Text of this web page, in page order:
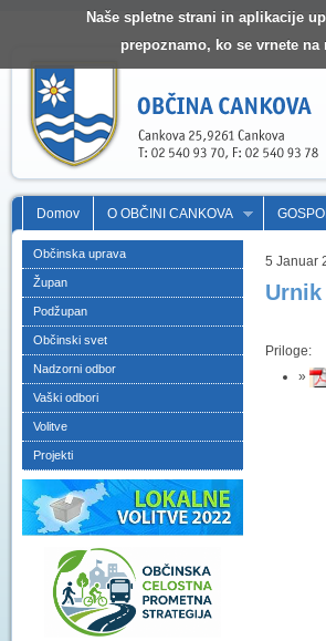
Naše spletne strani in aplikacije
prepoznamo, ko se vrnete na
Domov O OBČINI CANKOVA
Občinska uprava
Župan
Podžupan
Občinski svet
Nadzorni odbor
Vaški odbori
Volitve
Projekti
5 Januar
Priloge:
»